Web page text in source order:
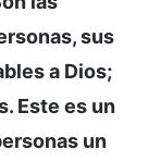
sus
a Dios;
Este es un
un